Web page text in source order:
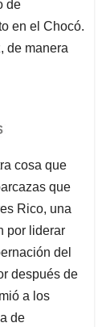
de
en el Chocó.
de manera
cosa que
que
Rico, una
por liderar
del
después de
a los
de